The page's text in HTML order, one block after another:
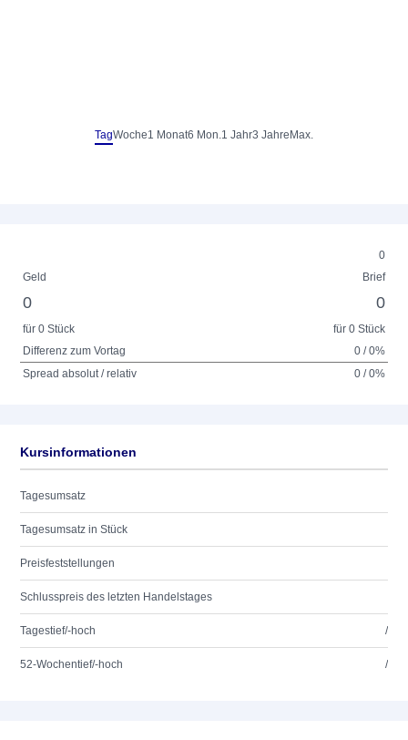
TagWoche1 Monat6 Mon.1 Jahr3 Jahre Max.
0
Geld
Brief
0 0
für 0 Stück
für 0 Stück
Differenz zum Vortag
0 / 0%
Spread absolut / relativ
0 / 0%
Kursinformationen
Tagesumsatz
Tagesumsatz in Stück
Preisfeststellungen
Schlusspreis des letzten Handelstages
Tagestief/-hoch /
52-Wochentief/-hoch /